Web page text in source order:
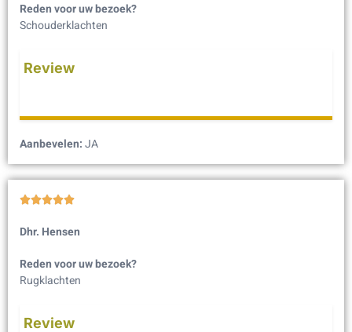
Reden voor uw bezoek?
Schouderklachten
Review
Aanbevelen:JA

Dhr. Hensen
Reden voor uw bezoek?
Rugklachten
Review